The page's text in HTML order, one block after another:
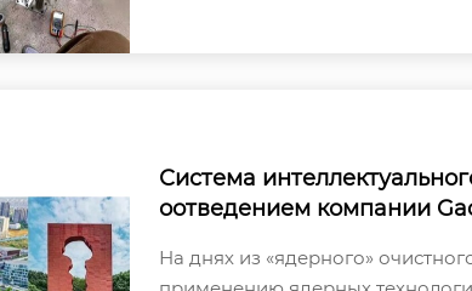
Система
оотведением компании
в рамках программы
На днях из «ядерного»